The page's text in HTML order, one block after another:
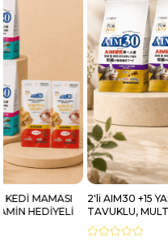
2'li AIM30 +15 YAŞLI KEDİ MAMASI
TAVUKLU, MULTİVİTAMİN